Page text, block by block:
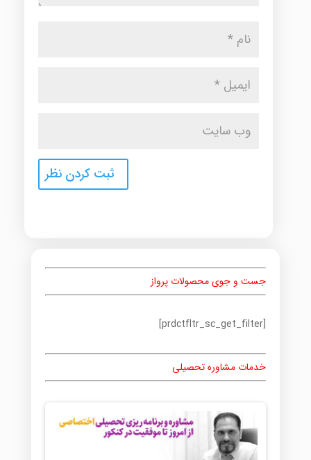
جست و جوی محصولات پرواز
[prdctfltr_sc_get_filter]
خدمات مشاوره تحصیلی